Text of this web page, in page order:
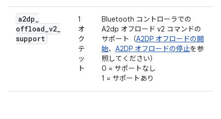
a2dp_
offload_v2_
support
1
オ
ク
テ
ッ
ト
Bluetooth コントローラでの
A2dp オフロード v2 コマンドの
サポート（A2DP オフロードの開
始、 A2DP オフロードの停止を参
照してください）
0 = サポートなし
1 = サポートあり